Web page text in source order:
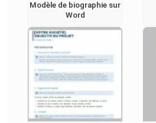
Modèle de biographie sur
Word